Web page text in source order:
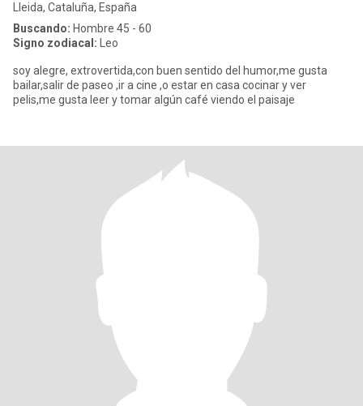
Lleida, Cataluña, España
Buscando: Hombre 45 - 60
Signo zodiacal: Leo
soy alegre, extrovertida,con buen sentido del humor,me gusta
bailar,salir de paseo ,ir a cine ,o estar en casa cocinar y ver
pelis,me gusta leer y tomar algún café viendo el paisaje